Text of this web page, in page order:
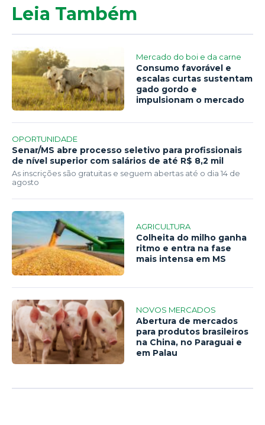
Leia Também
Mercado do boi e da carne
Consumo favorável e
escalas curtas sustentam
gado gordo e
impulsionam o mercado
OPORTUNIDADE
Senar/MS abre processo seletivo para profissionais
de nível superior com salários de até R$ 8,2 mil
As inscrições são gratuitas e seguem abertas até o dia 14 de
agosto
AGRICULTURA
Colheita do milho ganha
ritmo e entra na fase
mais intensa em MS
NOVOS MERCADOS
Abertura de mercados
para produtos brasileiros
na China, no Paraguai e
em Palau